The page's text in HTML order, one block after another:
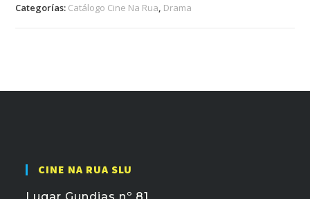
Categorías: Catálogo Cine Na Rua, Drama
CINE NA RUA SLU
Lugar Gundias nº 81